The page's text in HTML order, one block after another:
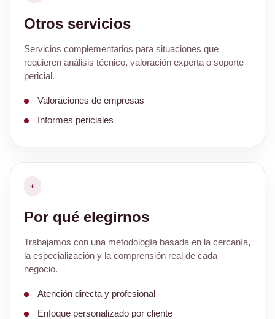
Otros servicios
Servicios complementarios para situaciones que
requieren análisis técnico, valoración experta o soporte
pericial.
Valoraciones de empresas
Informes periciales
+
Por qué elegirnos
Trabajamos con una metodología basada en la cercanía,
la especialización y la comprensión real de cada
negocio.
Atención directa y profesional
Enfoque personalizado por cliente